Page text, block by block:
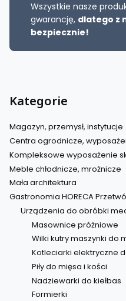
Wszystkie nasze
gwarancję, dlatego z
bezpiecznie!
Kategorie
Magazyn, przemysł, instytucje
Centra ogrodnicze,
Kompleksowe wyposażenie
Meble chłodnicze, mroźnicze
Mała architektura
Gastronomia HORECA
Urządzenia do obróbki
Masownice próżniowe
Wilki kutry maszynki do
Kotleciarki elektryczne
Piły do mięsa i kości
Nadziewarki do kiełbas
Formierki